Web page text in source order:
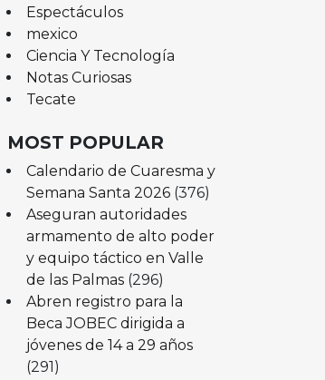
Espectáculos
mexico
Ciencia Y Tecnología
Notas Curiosas
Tecate
MOST POPULAR
Calendario de Cuaresma y
Semana Santa 2026 (376)
Aseguran autoridades
armamento de alto poder
y equipo táctico en Valle
de las Palmas (296)
Abren registro para la
Beca JOBEC dirigida a
jóvenes de 14 a 29 años
(291)